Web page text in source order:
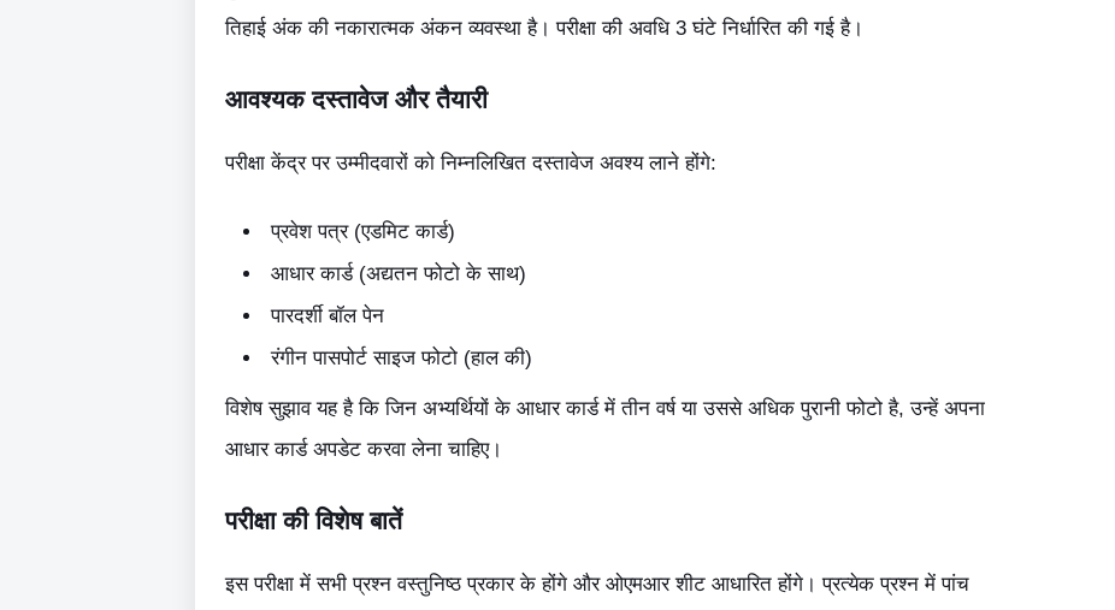
तिहाई अंक की नकारात्मक अंकन व्यवस्था है। परीक्षा की अवधि 3 घंटे निर्धारित की गई है।
आवश्यक दस्तावेज और तैयारी
परीक्षा केंद्र पर उम्मीदवारों को निम्नलिखित दस्तावेज अवश्य लाने होंगे:
प्रवेश पत्र (एडमिट कार्ड)
आधार कार्ड (अद्यतन फोटो के साथ)
पारदर्शी बॉल पेन
रंगीन पासपोर्ट साइज फोटो (हाल की)
विशेष सुझाव यह है कि जिन अभ्यर्थियों के आधार कार्ड में तीन वर्ष या उससे अधिक पुरानी फोटो है, उन्हें अपना
आधार कार्ड अपडेट करवा लेना चाहिए।
परीक्षा की विशेष बातें
इस परीक्षा में सभी प्रश्न वस्तुनिष्ठ प्रकार के होंगे और ओएमआर शीट आधारित होंगे। प्रत्येक प्रश्न में पांच